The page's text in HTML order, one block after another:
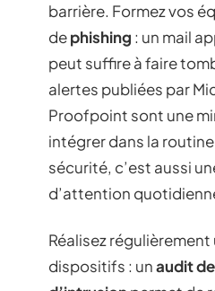
barrière. Formez vos
dephishing : un mail
peut suffire à faire
alertes publiées par
Proofpoint sont une
intégrer dans la
sécurité, c’est aussi
d’attention
Réalisez
dispositifs : unaudit